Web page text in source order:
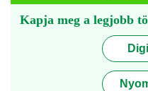
Kapja meg a legjobb